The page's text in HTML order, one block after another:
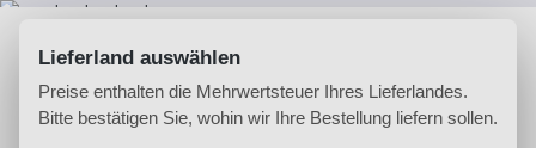
Du hast 0
Lieferland auswählen
Preise enthalten die Mehrwertsteuer Ihres Lieferlandes.
Bitte bestätigen Sie, wohin wir Ihre Bestellung liefern sollen.